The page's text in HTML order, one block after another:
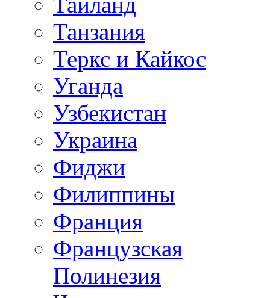
Танзания
Теркс и Кайкос
Уганда
Узбекистан
Украина
Фиджи
Филиппины
Франция
Французская
Полинезия